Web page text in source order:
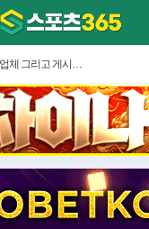
체 그리고 게시…